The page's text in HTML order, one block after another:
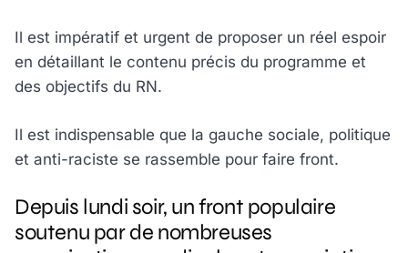
Il est impératif et urgent de proposer un réel espoir
en détaillant le contenu précis du programme et
des objectifs du RN.
Il est indispensable que la gauche sociale, politique
et anti-raciste se rassemble pour faire front.
Depuis lundi soir, un front populaire
soutenu par de nombreuses